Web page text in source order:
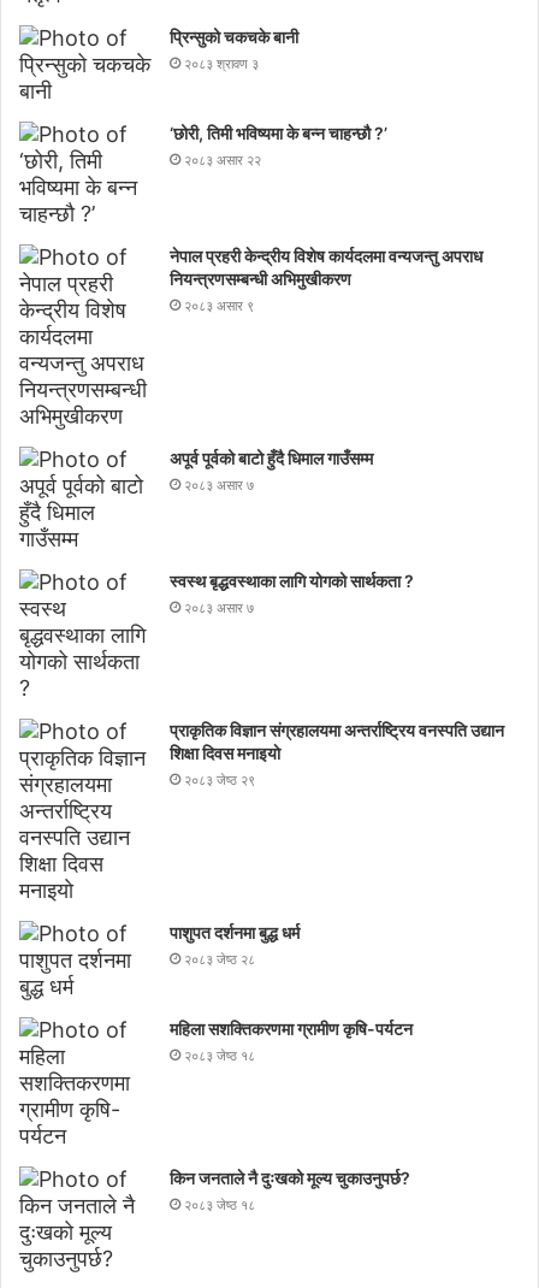
प्रिन्सुको चकचके बानी
२०८३ श्रावण ३
‘छोरी, तिमी भविष्यमा के बन्न चाहन्छौ ?’
२०८३ असार २२
नेपाल प्रहरी केन्द्रीय विशेष कार्यदलमा वन्यजन्तु अपराध
नियन्त्रणसम्बन्धी अभिमुखीकरण
२०८३ असार ९
अपूर्व पूर्वको बाटो हुँदै धिमाल गाउँसम्म
२०८३ असार ७
स्वस्थ बृद्धवस्थाका लागि योगको सार्थकता ?
२०८३ असार ७
प्राकृतिक विज्ञान संग्रहालयमा अन्तर्राष्ट्रिय वनस्पति उद्यान
शिक्षा दिवस मनाइयाे
२०८३ जेष्ठ २९
पाशुपत दर्शनमा बुद्ध धर्म​
२०८३ जेष्ठ २८
महिला सशक्तिकरणमा ग्रामीण कृषि-पर्यटन
२०८३ जेष्ठ १८
किन जनताले नै दुःखको मूल्य चुकाउनुपर्छ?
२०८३ जेष्ठ १८